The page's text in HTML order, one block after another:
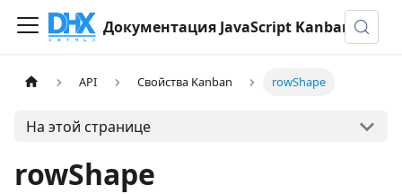
Документация JavaScript Kanban
API Свойства Kanban rowShape
На этой странице
rowShape